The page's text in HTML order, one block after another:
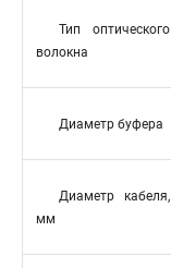
Тип оптического
волокна
Диаметр буфера
Диаметр кабеля,
мм